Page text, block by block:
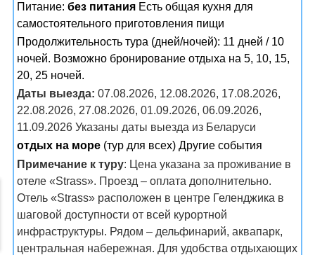
Питание: без питания Есть общая кухня для
самостоятельного приготовления пищи
Продолжительность тура (дней/ночей): 11 дней / 10
ночей. Возможно бронирование отдыха на 5, 10, 15,
20, 25 ночей.
Даты выезда: 07.08.2026, 12.08.2026, 17.08.2026,
22.08.2026, 27.08.2026, 01.09.2026, 06.09.2026,
11.09.2026 Указаны даты выезда из Беларуси
отдых на море (тур для всех) Другие события
Примечание к туру: Цена указана за проживание в
отеле «Strass». Проезд – оплата дополнительно.
Отель «Strass» расположен в центре Геленджика в
шаговой доступности от всей курортной
инфраструктуры. Рядом – дельфинарий, аквапарк,
центральная набережная. Для удобства отдыхающих